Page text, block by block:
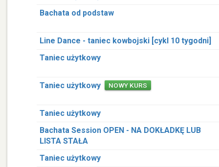
Bachata od podstaw
Line Dance - taniec kowbojski [cykl 10 tygodni]
Taniec użytkowy
Taniec użytkowy NOWY KURS
Taniec użytkowy
Bachata Session OPEN - NA DOKŁADKĘ LUB
LISTA STAŁA
Taniec użytkowy